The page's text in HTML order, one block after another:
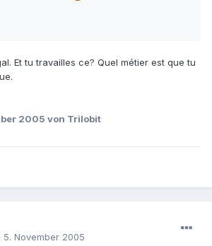
Et tu travailles ce? Quel métier est que tu
2005 von Trilobit
5. November 2005